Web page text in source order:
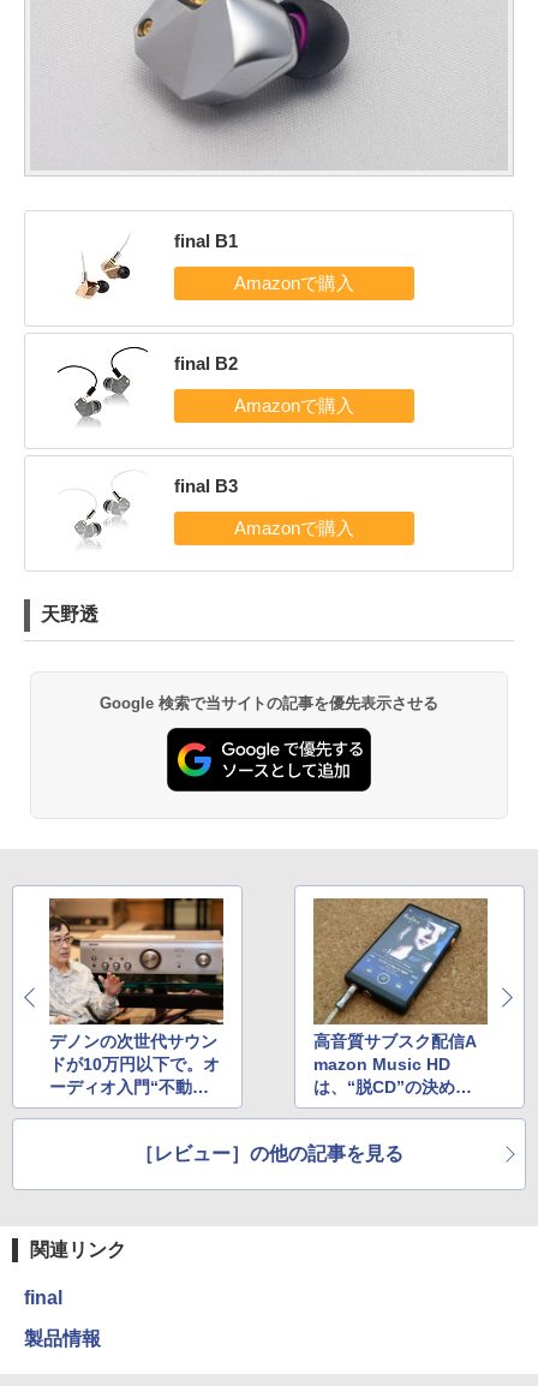
final B1
final B2
final B3
天野透
Google 検索で当サイトの記事を優先表示させる
デノンの次世代サウン
ドが10万円以下で。オ
ーディオ入門“不動の
定番”が超進化「600N
高音質サブスク配信A
mazon Music HD
は、“脱CD”の決め手
になる!?
［レビュー］の他の記事を見る
関連リンク
final
製品情報